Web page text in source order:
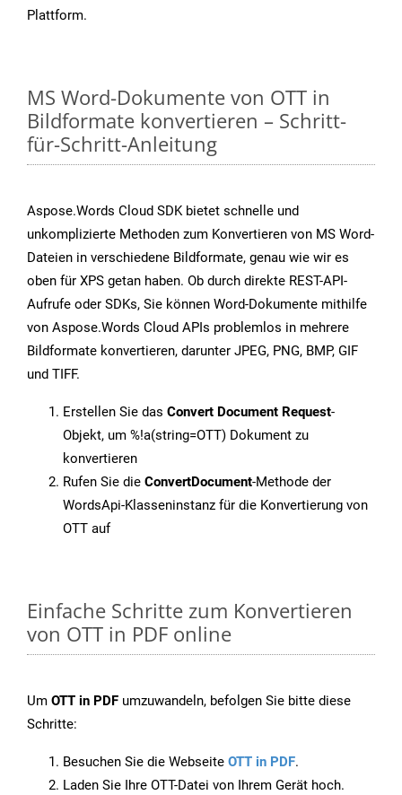
Plattform.
MS Word-Dokumente von OTT in
Bildformate konvertieren – Schritt-
für-Schritt-Anleitung
Aspose.Words Cloud SDK bietet schnelle und
unkomplizierte Methoden zum Konvertieren von MS Word-
Dateien in verschiedene Bildformate, genau wie wir es
oben für XPS getan haben. Ob durch direkte REST-API-
Aufrufe oder SDKs, Sie können Word-Dokumente mithilfe
von Aspose.Words Cloud APIs problemlos in mehrere
Bildformate konvertieren, darunter JPEG, PNG, BMP, GIF
und TIFF.
Erstellen Sie das Convert Document Request-
Objekt, um %!a(string=OTT) Dokument zu
konvertieren
Rufen Sie die ConvertDocument-Methode der
WordsApi-Klasseninstanz für die Konvertierung von
OTT auf
Einfache Schritte zum Konvertieren
von OTT in PDF online
Um OTT in PDF umzuwandeln, befolgen Sie bitte diese
Schritte:
Besuchen Sie die Webseite OTT in PDF.
Laden Sie Ihre OTT-Datei von Ihrem Gerät hoch.